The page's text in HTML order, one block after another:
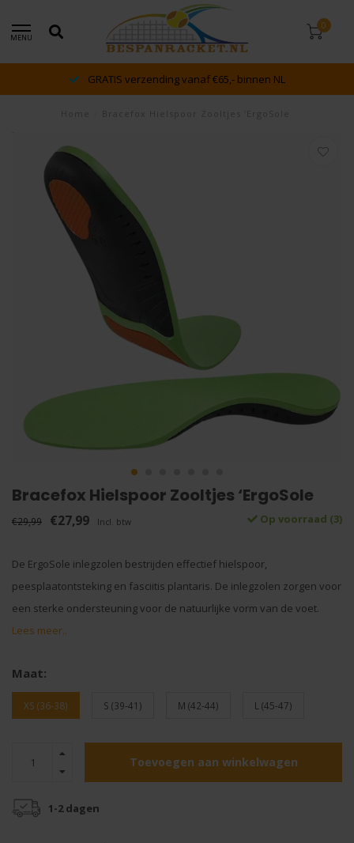
MENU
0
dé racket en bespan specialist van Lelystad en omstreken
Bracefox Hielspoor Zooltjes ‘ErgoSole
€29,99 €27,99 Incl. btw Op voorraad (3)
De ErgoSole inlegzolen bestrijden effectief hielspoor,
peesplaatontsteking en fasciitis plantaris. De inlegzolen zorgen voor
een sterke ondersteuning voor de natuurlijke vorm van de voet.
Lees meer..
Maat:
XS (36-38) S (39-41) M (42-44) L (45-47)
Toevoegen aan winkelwagen
1-2 dagen